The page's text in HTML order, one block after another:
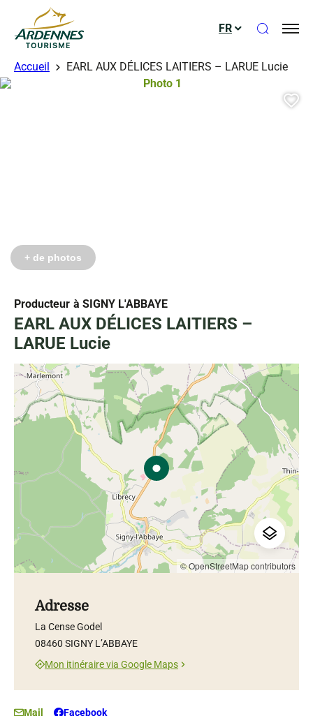
ADT des Ardennes
FR Ouvrir
Accueil EARL AUX DÉLICES LAITIERS – LARUE Lucie
Producteur à SIGNY L'ABBAYE
EARL AUX DÉLICES LAITIERS –
LARUE Lucie
Photo 1, © Droits gérés
+ de photos
© OpenStreetMap contributors
Adresse
La Cense Godel
08460 SIGNY L’ABBAYE
Mon itinéraire via Google Maps
Mail Facebook